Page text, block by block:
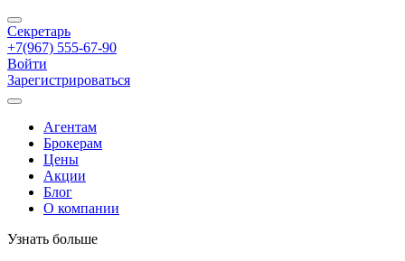
Секретарь
+7(967) 555-67-90
Войти
Зарегистрироваться
Агентам
Брокерам
Цены
Акции
Блог
О компании
Узнать больше